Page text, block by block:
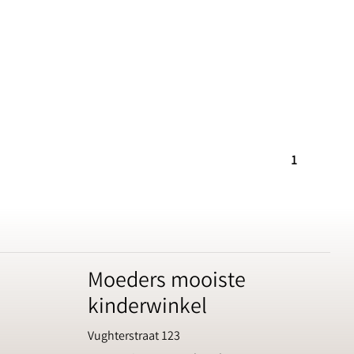
1
Moeders mooiste
kinderwinkel
Vughterstraat 123